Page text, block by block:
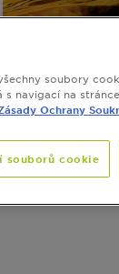
soubory
s navigací na
Ochrany
souborů cookie